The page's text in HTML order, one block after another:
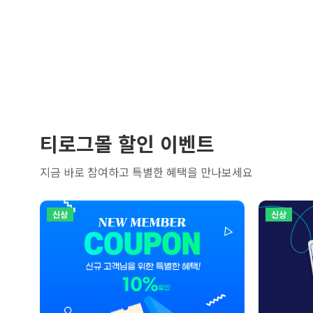
티로그몰 할인 이벤트
지금 바로 참여하고 특별한 혜택을 만나보세요
신상 신상